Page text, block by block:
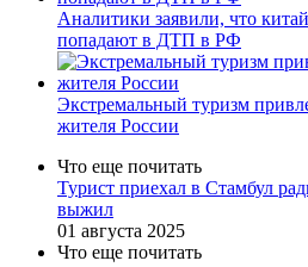
Аналитики заявили, что
попадают в ДТП в РФ
Экстремальный туризм
жителя России
Что еще почитать
Турист приехал в Стамбул
выжил
01 августа 2025
Что еще почитать